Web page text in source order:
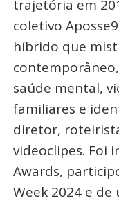
trajetória em
coletivo
híbrido que
saúde mental,
familiares e
diretor,
videoclipes. Foi
Awards,
Week 2024 e